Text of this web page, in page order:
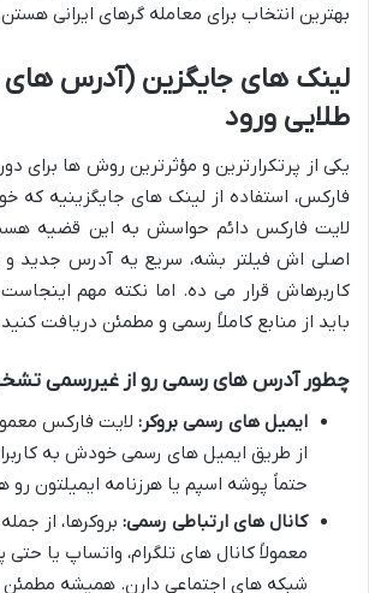
بهترین انتخاب برای معامله گرهای ایرانی
لینک های جایگزین (آدرس های
طلایی ورود
یکی از پرتکرارترین و مؤثرترین روش ها برای
فارکس، استفاده از لینک های جایگزینیه که
لایت فارکس دائم حواسش به این قضیه
اصلی اش فیلتر بشه، سریع یه آدرس جدید
کاربرهاش قرار می ده. اما نکته مهم
باید از منابع کاملاً رسمی و مطمئن دریافت
چطور آدرس های رسمی رو از غیررسمی
ایمیل های رسمی بروکر: لایت فارکس
از طریق ایمیل های رسمی خودش به
حتماً پوشه اسپم یا هرزنامه ایمیلتون
کانال های ارتباطی رسمی: بروکرها، از
معمولاً کانال های تلگرام، واتساپ یا
شبکه های اجتماعی دارن. همیشه مطمئن